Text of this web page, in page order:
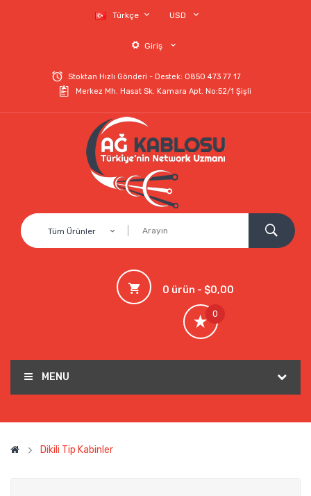
Türkçe USD
Giriş
Stoktan Hızlı Gönderi - Destek: 0850 473 77 17
Merkez Mh. Hasat Sk. Kamara Apt. No:52/1 Şişli
Tüm Ürünler
0 ürün - $0,00
0
MENU
Dikili Tip Kabinler